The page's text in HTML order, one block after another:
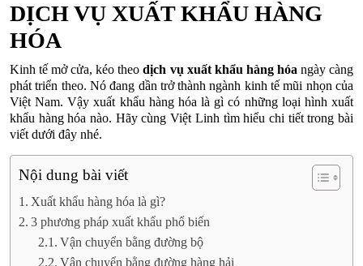
DỊCH VỤ XUẤT KHẨU HÀNG
HÓA
Kinh tế mở cửa, kéo theodịch vụ xuất khẩu hàng hóa ngày càng
phát triển theo. Nó đang dần trở thành ngành kinh tế mũi nhọn của
Việt Nam. Vậy xuất khẩu hàng hóa là gì có những loại hình xuất
khẩu hàng hóa nào. Hãy cùng Việt Linh tìm hiểu chi tiết trong bài
viết dưới đây nhé.
Nội dung bài viết
Xuất khẩu hàng hóa là gì?
3 phương pháp xuất khẩu phổ biến
Vận chuyển bằng đường bộ
Vận chuyển bằng đường hàng hải